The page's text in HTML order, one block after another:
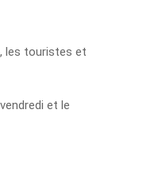
les touristes et
et le